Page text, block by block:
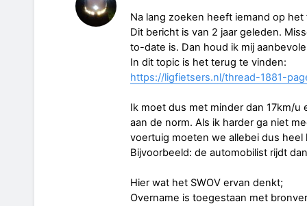
Na lang zoeken heeft iemand op
Dit bericht is van 2 jaar geleden.
to-date is. Dan houd ik mij
In dit topic is het terug te vinden:
https://ligfietsers.nl/thread-1881-
Ik moet dus met minder dan 17km/
aan de norm. Als ik harder ga niet
voertuig moeten we allebei dus heel
Bijvoorbeeld: de automobilist rijdt
Hier wat het SWOV ervan denkt;
Overname is toegestaan met